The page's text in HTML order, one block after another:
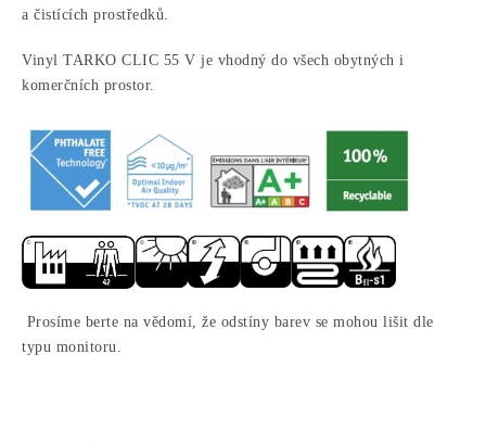
a čistících prostředků.
Vinyl TARKO CLIC 55 V je vhodný do všech obytných i
komerčních prostor.
Prosíme berte na vědomí, že odstíny barev se mohou lišit dle
typu monitoru.